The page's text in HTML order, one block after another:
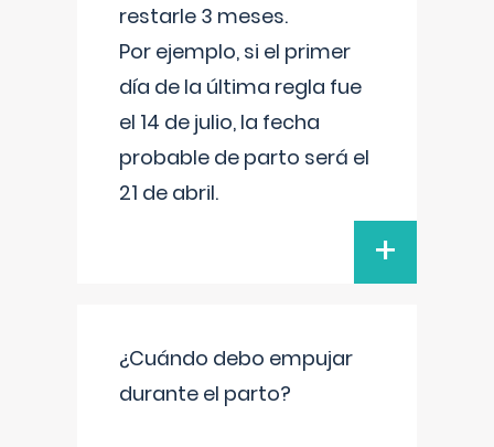
restarle 3 meses.
Por ejemplo, si el primer
día de la última regla fue
el 14 de julio, la fecha
probable de parto será el
21 de abril.
+
¿Cuándo debo empujar
durante el parto?